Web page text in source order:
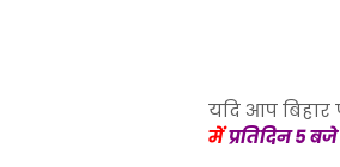
यदि आप
मेंप्रतिदिन 5